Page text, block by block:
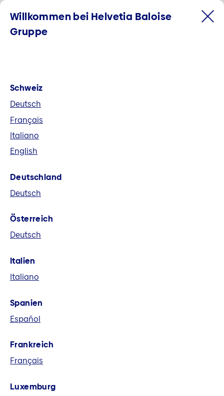
Willkommen bei der Helvetia
Baloise Gruppe
Allbranchenversicherer der Schweiz und
eine führende europäische
Märkten und global Versicherungs-,
Vorsorge- und Finanzlösungen an.
Willkommen bei Helvetia Baloise
Gruppe
Schweiz
Deutsch
Français
Italiano
English
Deutschland
Deutsch
Österreich
Deutsch
Italien
Italiano
Spanien
Español
Frankreich
Français
Luxemburg